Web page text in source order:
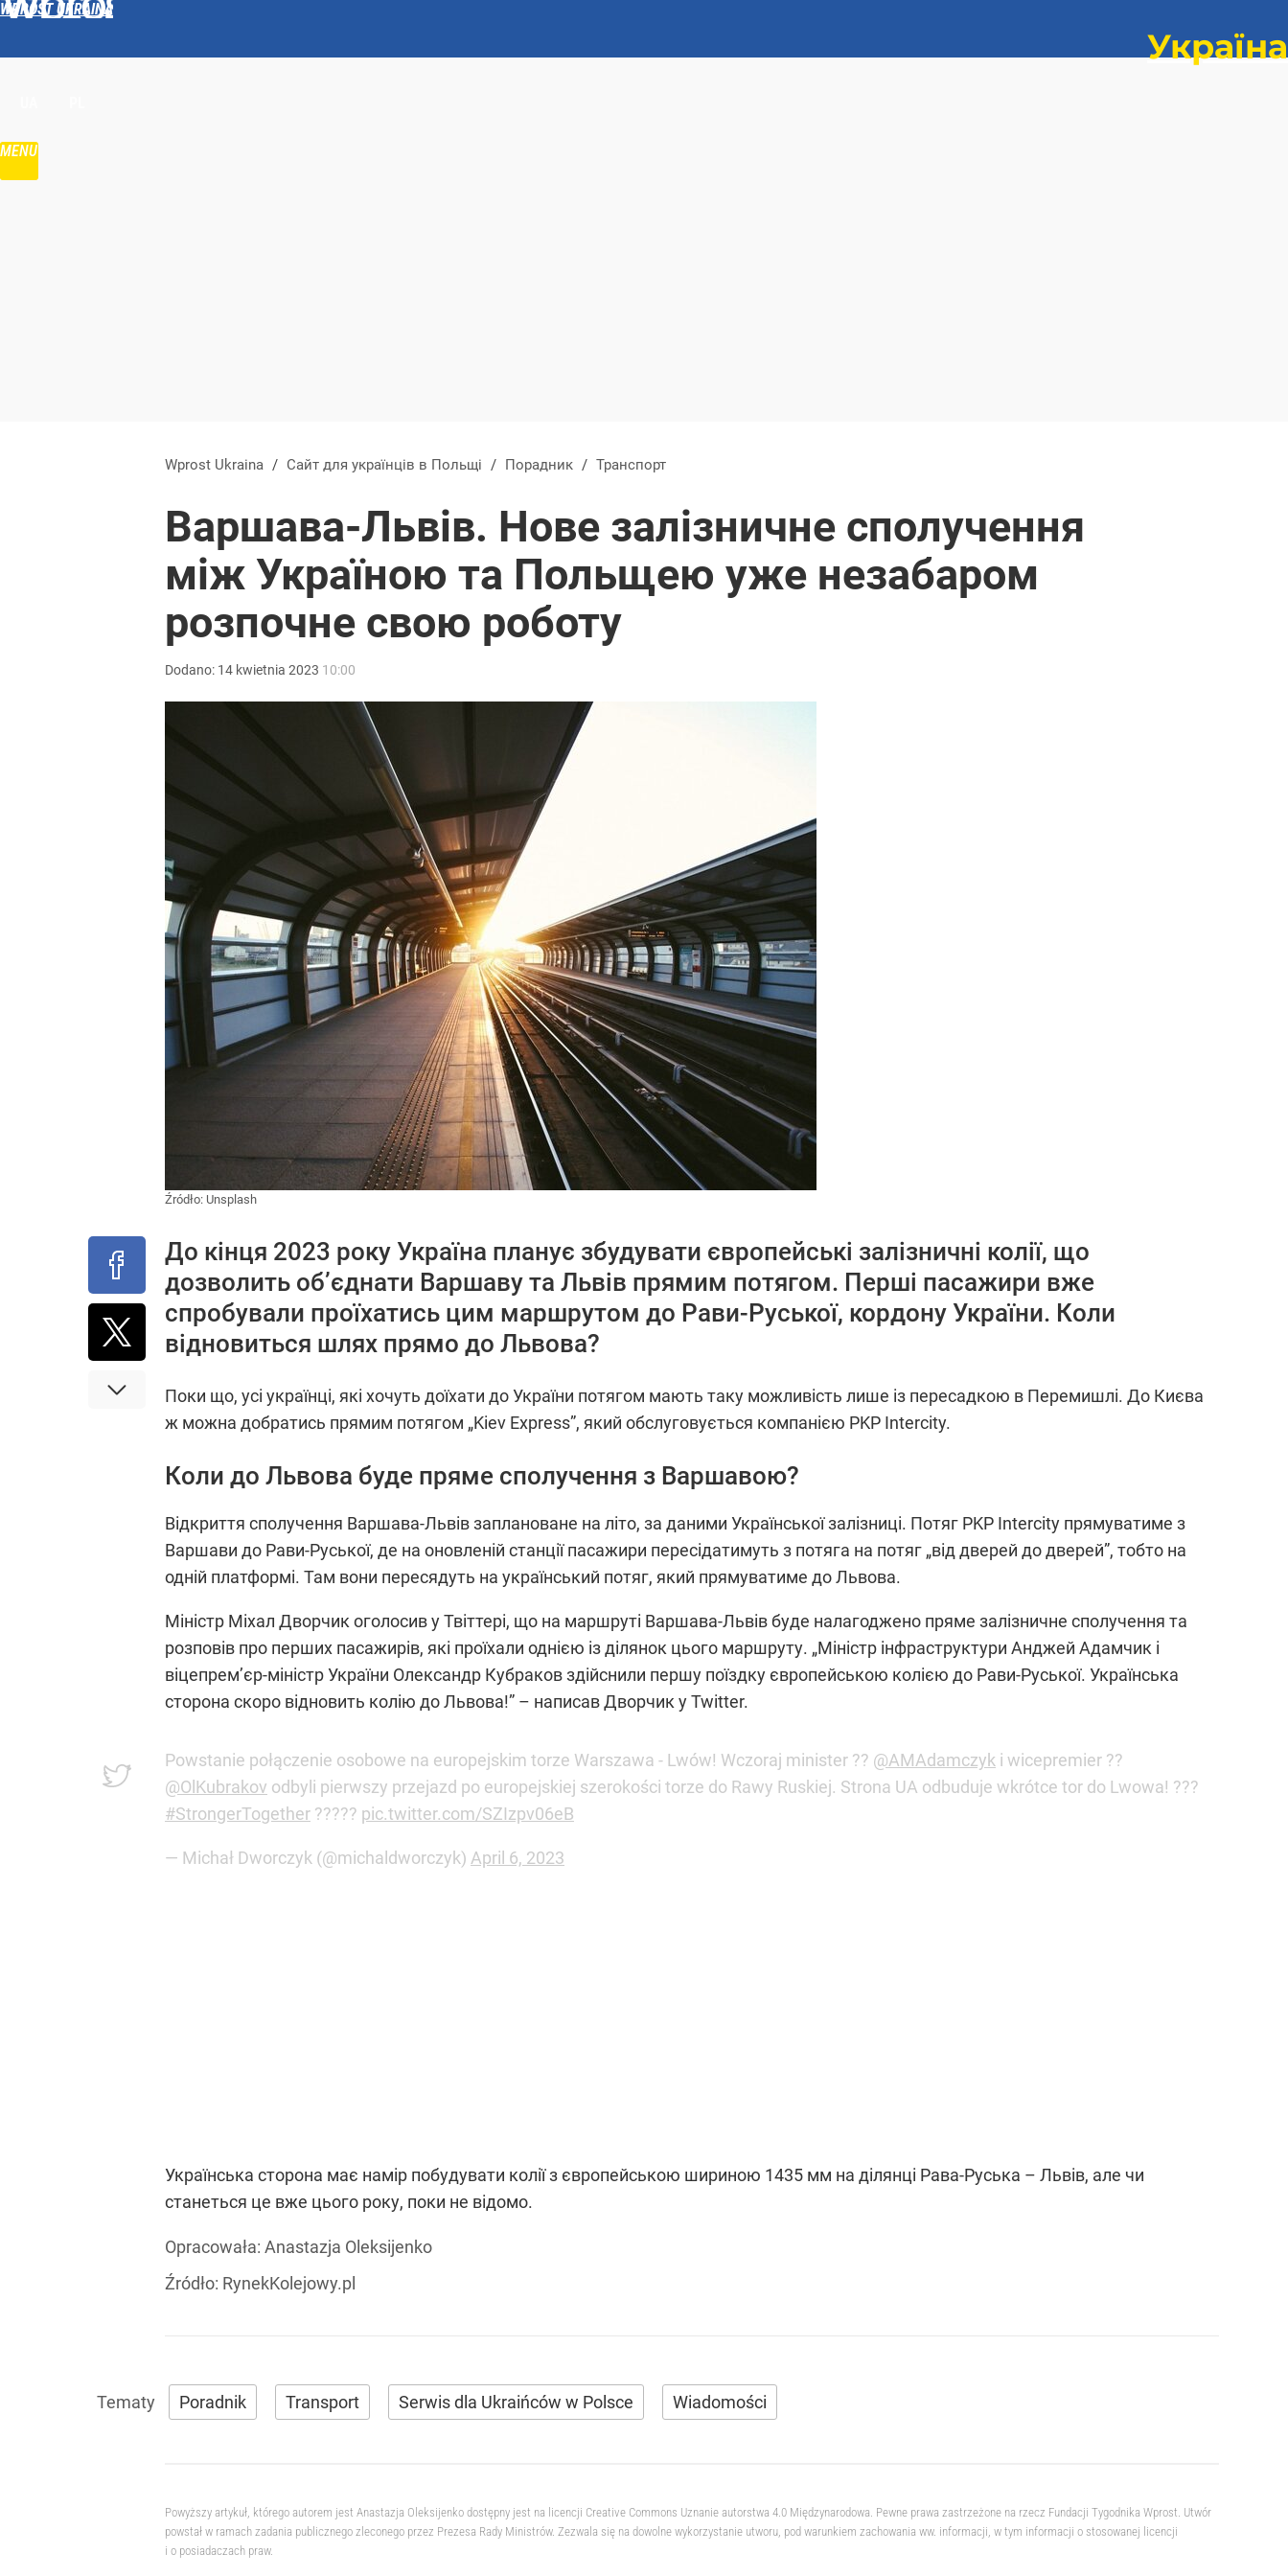
WPROST UKRAINA
MENU
Wprost Ukraina / Сайт для українців в Польщі / Порадник / Транспорт
Варшава-Львів. Нове залізничне сполучення
між Україною та Польщею уже незабаром
розпочне свою роботу
Dodano: 14 kwietnia 2023 10:00
Źródło: Unsplash
До кінця 2023 року Україна планує збудувати європейські залізничні колії, що
дозволить об’єднати Варшаву та Львів прямим потягом. Перші пасажири вже
спробували проїхатись цим маршрутом до Рави-Руської, кордону України. Коли
відновиться шлях прямо до Львова?
Поки що, усі українці, які хочуть доїхати до України потягом мають таку можливість лише із пересадкою в Перемишлі. До Києва
ж можна добратись прямим потягом „Kiev Express”, який обслуговується компанією PKP Intercity.
Коли до Львова буде пряме сполучення з Варшавою?
Відкриття сполучення Варшава-Львів заплановане на літо, за даними Української залізниці. Потяг PKP Intercity прямуватиме з
Варшави до Рави-Руської, де на оновленій станції пасажири пересідатимуть з потяга на потяг „від дверей до дверей”, тобто на
одній платформі. Там вони пересядуть на український потяг, який прямуватиме до Львова.
Міністр Міхал Дворчик оголосив у Твіттері, що на маршруті Варшава-Львів буде налагоджено пряме залізничне сполучення та
розповів про перших пасажирів, які проїхали однією із ділянок цього маршруту. „Міністр інфраструктури Анджей Адамчик і
віцепрем’єр-міністр України Олександр Кубраков здійснили першу поїздку європейською колією до Рави-Руської. Українська
сторона скоро відновить колію до Львова!” – написав Дворчик у Twitter.
Powstanie połączenie osobowe na europejskim torze Warszawa - Lwów! Wczoraj minister ?? @AMAdamczyk i wicepremier ??
@OlKubrakov odbyli pierwszy przejazd po europejskiej szerokości torze do Rawy Ruskiej. Strona UA odbuduje wkrótce tor do Lwowa! ???
#StrongerTogether ????? pic.twitter.com/SZIzpv06eB
— Michał Dworczyk (@michaldworczyk) April 6, 2023
Українська сторона має намір побудувати колії з європейською шириною 1435 мм на ділянці Рава-Руська – Львів, але чи
станеться це вже цього року, поки не відомо.
Opracowała: Anastazja Oleksijenko
Źródło: RynekKolejowy.pl
Poradnik Transport Serwis dla Ukraińców w Polsce Wiadomości
Powyższy artykuł, którego autorem jest Anastazja Oleksijenko dostępny jest na licencji Creative Commons Uznanie autorstwa 4.0 Międzynarodowa. Pewne prawa zastrzeżone na rzecz Fundacji Tygodnika Wprost. Utwór
powstał w ramach zadania publicznego zleconego przez Prezesa Rady Ministrów. Zezwala się na dowolne wykorzystanie utworu, pod warunkiem zachowania ww. informacji, w tym informacji o stosowanej licencji
i o posiadaczach praw.